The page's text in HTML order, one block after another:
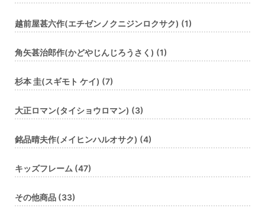
越前屋甚六作(エチゼンノクニジンロクサク) (1)
角矢甚治郎作(かどやじんじろうさく) (1)
杉本 圭(スギモト ケイ) (7)
大正ロマン(タイショウロマン) (3)
銘品晴夫作(メイヒンハルオサク) (4)
キッズフレーム (47)
その他商品 (33)